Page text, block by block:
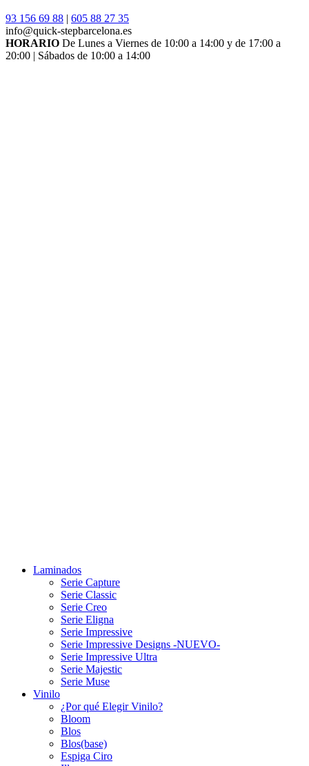
93 156 69 88 | 605 88 27 35
info@quick-stepbarcelona.es
HORARIO De Lunes a Viernes de 10:00 a 14:00 y de 17:00 a
20:00 | Sábados de 10:00 a 14:00
Laminados
Serie Capture
Serie Classic
Serie Creo
Serie Eligna
Serie Impressive
Serie Impressive Designs -NUEVO-
Serie Impressive Ultra
Serie Majestic
Serie Muse
Vinilo
¿Por qué Elegir Vinilo?
Bloom
Blos
Blos(base)
Espiga Ciro